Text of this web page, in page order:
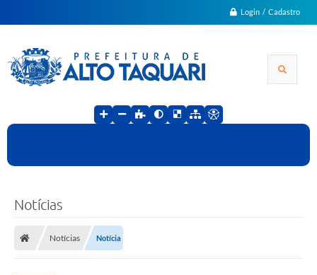
Login / Cadastro
Notícias
Notícias Notícia